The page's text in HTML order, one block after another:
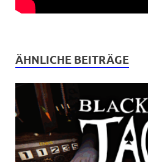
ÄHNLICHE BEITRÄGE